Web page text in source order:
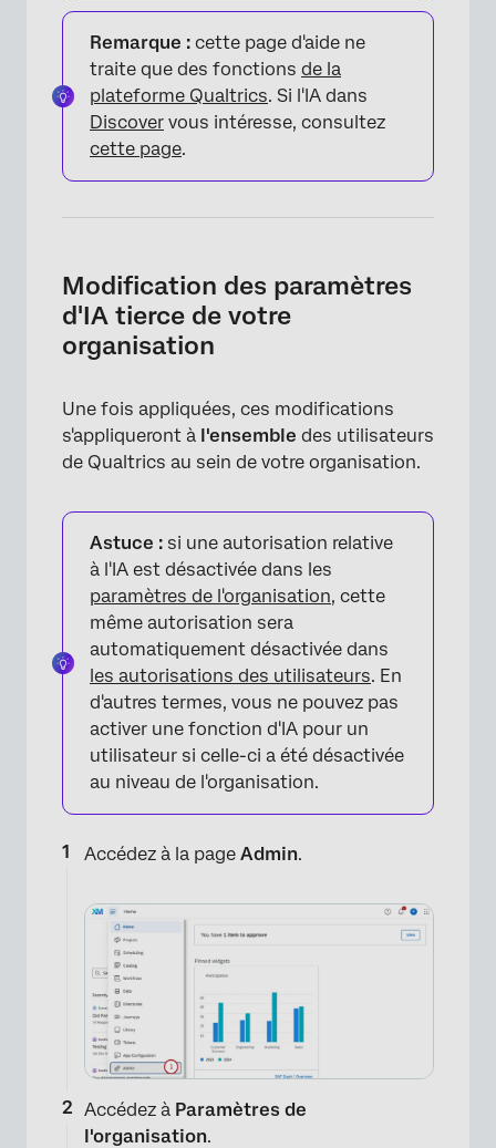
Remarque : cette page d'aide ne
traite que des fonctions de la
plateforme Qualtrics. Si l'IA dans
Discover vous intéresse, consultez
cette page.
Modification des paramètres
d'IA tierce de votre
organisation
Une fois appliquées, ces modifications
s'appliqueront à l'ensemble des utilisateurs
de Qualtrics au sein de votre organisation.
Astuce : si une autorisation relative
à l'IA est désactivée dans les
paramètres de l'organisation, cette
même autorisation sera
automatiquement désactivée dans
les autorisations des utilisateurs. En
d'autres termes, vous ne pouvez pas
activer une fonction d'IA pour un
utilisateur si celle-ci a été désactivée
au niveau de l'organisation.
Accédez à la page Admin.
Accédez à Paramètres de
l'organisation.